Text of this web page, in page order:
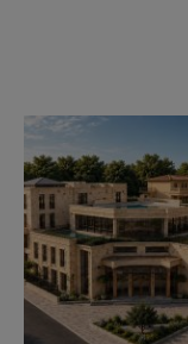
Jul 31
340